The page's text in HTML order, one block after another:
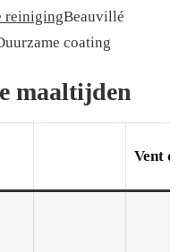
reinigingBeauvillé
coating
maaltijden
Vent du